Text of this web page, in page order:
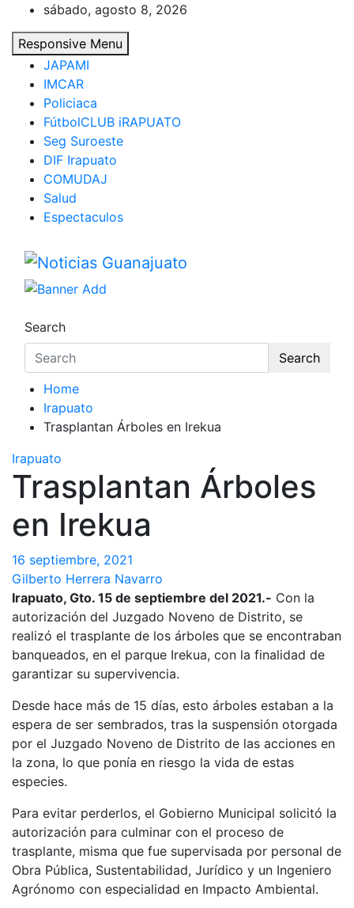
content
sábado, agosto 8, 2026
Responsive Menu
JAPAMI
IMCAR
Policiaca
FútbolCLUB iRAPUATO
Seg Suroeste
DIF Irapuato
COMUDAJ
Salud
Espectaculos
Noticias Guanajuato
Search
Search
Home
Irapuato
Trasplantan Árboles en Irekua
Irapuato
Trasplantan Árboles
en Irekua
16 septiembre, 2021
Gilberto Herrera Navarro
Irapuato, Gto. 15 de septiembre del 2021.- Con la
autorización del Juzgado Noveno de Distrito, se
realizó el trasplante de los árboles que se encontraban
banqueados, en el parque Irekua, con la finalidad de
garantizar su supervivencia.
Desde hace más de 15 días, esto árboles estaban a la
espera de ser sembrados, tras la suspensión otorgada
por el Juzgado Noveno de Distrito de las acciones en
la zona, lo que ponía en riesgo la vida de estas
especies.
Para evitar perderlos, el Gobierno Municipal solicitó la
autorización para culminar con el proceso de
trasplante, misma que fue supervisada por personal de
Obra Pública, Sustentabilidad, Jurídico y un Ingeniero
Agrónomo con especialidad en Impacto Ambiental.